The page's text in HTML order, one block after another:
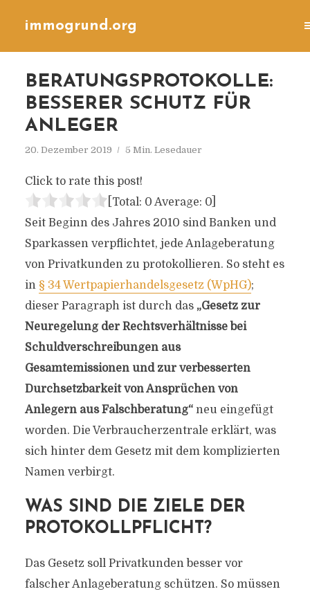
immogrund.org
BERATUNGSPROTOKOLLE:
BESSERER SCHUTZ FÜR
ANLEGER
20. Dezember 2019 5 Min. Lesedauer
Click to rate this post!
[Total: 0 Average: 0]
Seit Beginn des Jahres 2010 sind Banken und
Sparkassen verpflichtet, jede Anlageberatung
von Privatkunden zu protokollieren. So steht es
in § 34 Wertpapierhandelsgesetz (WpHG);
dieser Paragraph ist durch das „Gesetz zur
Neuregelung der Rechtsverhältnisse bei
Schuldverschreibungen aus
Gesamtemissionen und zur verbesserten
Durchsetzbarkeit von Ansprüchen von
Anlegern aus Falschberatung“neu eingefügt
worden. Die Verbraucherzentrale erklärt, was
sich hinter dem Gesetz mit dem komplizierten
Namen verbirgt.
WAS SIND DIE ZIELE DER
PROTOKOLLPFLICHT?
Das Gesetz soll Privatkunden besser vor
falscher Anlageberatung schützen. So müssen